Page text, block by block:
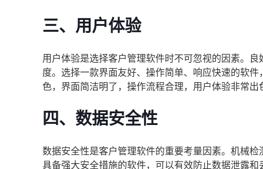
三、用户体验
用户体验是选择客户管理软件时不可忽视的因素。
度。选择一款界面友好、操作简单、响应快速的软
色，界面简洁明了，操作流程合理，用户体验非常出
四、数据安全性
数据安全性是客户管理软件的重要考量因素。机械
具备强大安全措施的软件，可以有效防止数据泄露